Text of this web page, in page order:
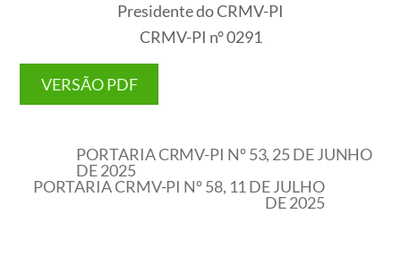
Presidente do CRMV-PI
CRMV-PI n° 0291
VERSÃO PDF
PORTARIA CRMV-PI Nº 53, 25 DE JUNHO
DE 2025
PORTARIA CRMV-PI Nº 58, 11 DE JULHO
DE 2025